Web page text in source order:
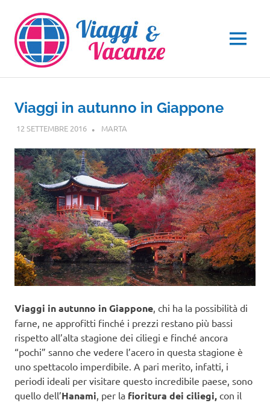
contenuto
MENU
Viaggi in autunno in Giappone
12 SETTEMBRE 2016 MARTA
Viaggi in autunno in Giappone, chi ha la possibilità di
farne, ne approfitti finché i prezzi restano più bassi
rispetto all’alta stagione dei ciliegi e finché ancora
“pochi” sanno che vedere l’acero in questa stagione è
uno spettacolo imperdibile. A pari merito, infatti, i
periodi ideali per visitare questo incredibile paese, sono
quello dell’Hanami, per la fioritura dei ciliegi, con il